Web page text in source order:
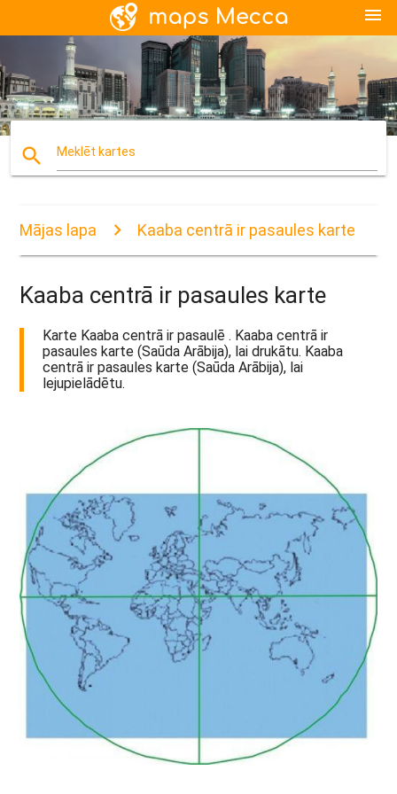
menu
search Meklēt kartes
Mājas lapa Kaaba centrā ir pasaules karte
Kaaba centrā ir pasaules karte
Karte Kaaba centrā ir pasaulē . Kaaba centrā ir
pasaules karte (Saūda Arābija), lai drukātu. Kaaba
centrā ir pasaules karte (Saūda Arābija), lai
lejupielādētu.